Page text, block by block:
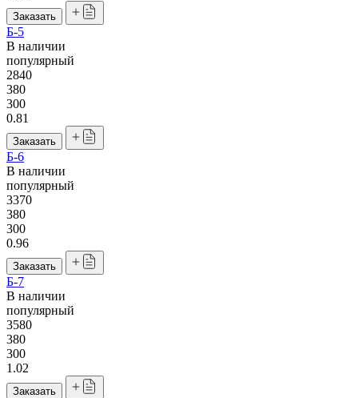
Заказать
Б-5
В наличии
популярный
2840
380
300
0.81
Заказать
Б-6
В наличии
популярный
3370
380
300
0.96
Заказать
Б-7
В наличии
популярный
3580
380
300
1.02
Заказать